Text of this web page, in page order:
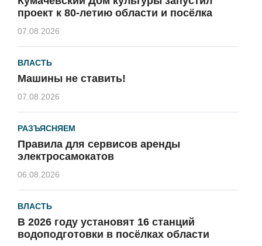
проект к 80-летию области и посёлка
07.08.2026
ВЛАСТЬ
Машины не ставить!
07.08.2026
РАЗЪЯСНЯЕМ
Правила для сервисов аренды
электросамокатов
06.08.2026
ВЛАСТЬ
В 2026 году установят 16 станций
водоподготовки в посёлках области